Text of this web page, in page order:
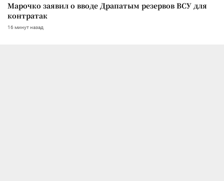
Марочко заявил о вводе Драпатым резервов ВСУ для
контратак
16 минут назад